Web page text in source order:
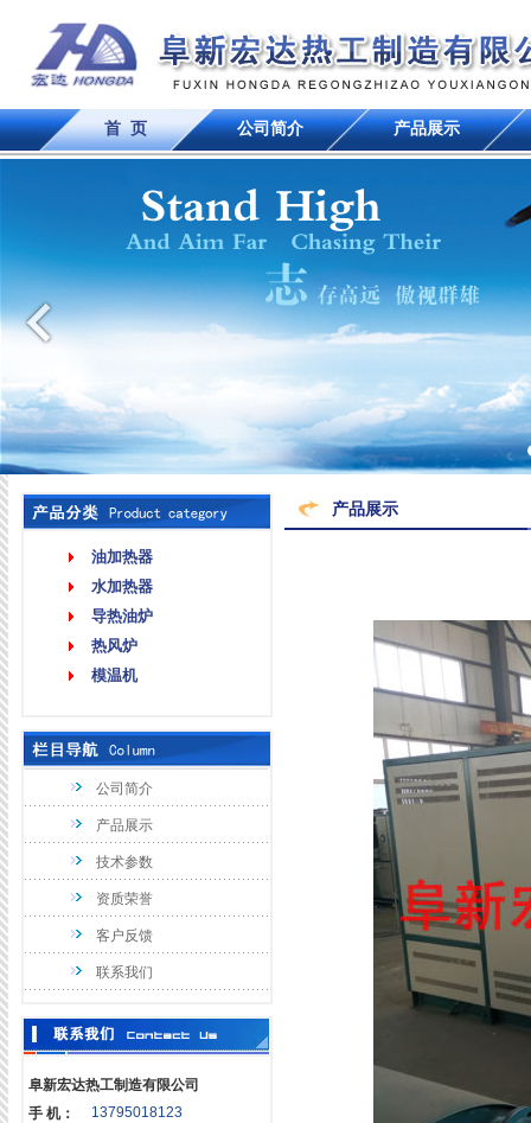
首 页 公司简介 产品展示
油加热器
水加热器
导热油炉
热风炉
模温机
公司简介
产品展示
技术参数
资质荣誉
客户反馈
联系我们
阜新宏达热工制造有限公司
手 机：
13795018123
产品展示